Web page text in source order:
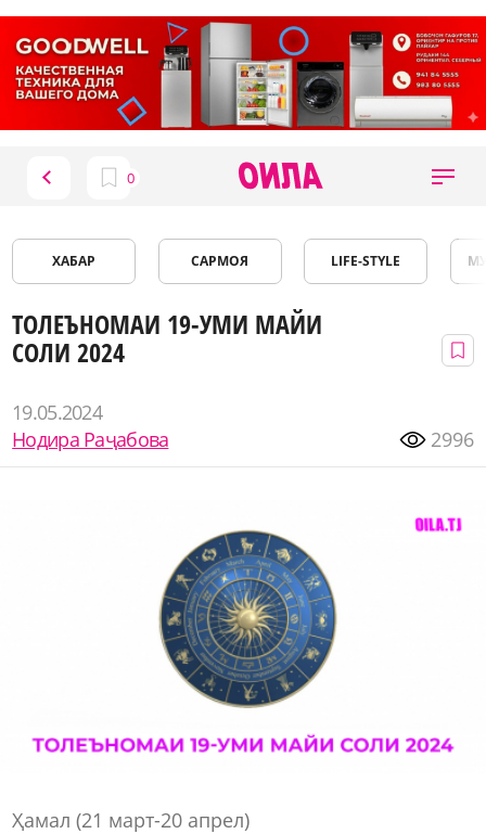
ХАБАР САРМОЯ LIFE-STYLE
ТОЛЕЪНОМАИ 19-УМИ МАЙИ
СОЛИ 2024
19.05.2024
Нодира Раҷабова
2996
Ҳамал (21 март-20 апрел)